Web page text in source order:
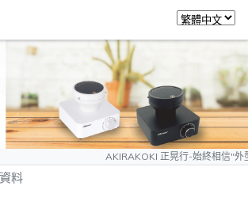
AKIRAKOKI 正晃行-始終相信"
料